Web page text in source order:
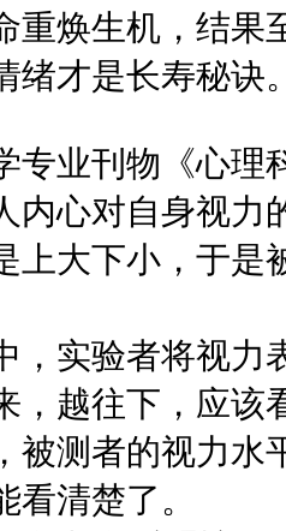
重焕生机，结果
绪才是长寿秘诀
专业刊物《心理
内心对自身视力
上大下小，于是
，实验者将视力
，越往下，应该
被测者的视力水
看清楚了。